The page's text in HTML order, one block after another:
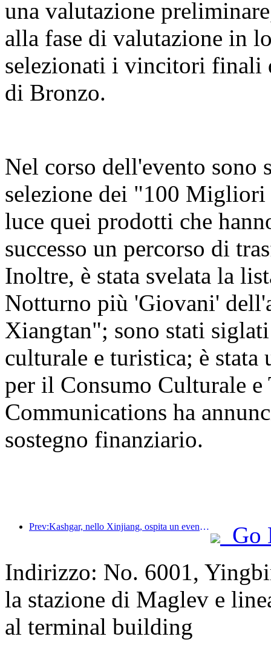
una valutazione
alla fase di valutazione in
selezionati i vincitori finali
di Bronzo.
Nel corso dell'evento
selezione dei "100
luce quei prodotti che
successo un percorso di
Inoltre, è stata svelata la
Notturno più 'Giovani'
Xiangtan"; sono stati
culturale e turistica; è
per il Consumo Culturale
Communications ha
sostegno finanziario.
Prev:Kashgar, nello Xinjiang, ospita un evento di promozione turistica per favorire lo scambio interetnico.
Go
Indirizzo: No. 6001,
la stazione di Maglev e
al terminal building